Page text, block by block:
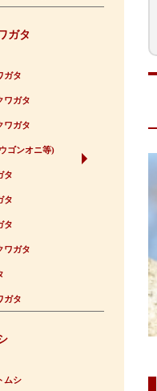
ガタ
ガタ
ワガタ
ワガタ
ゴンオニ等)
タ
タ
タ
ワガタ
ガタ
ムシ